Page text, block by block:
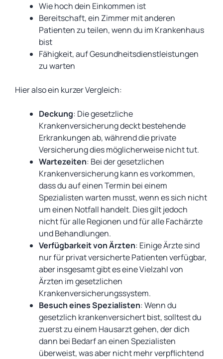
Wie hoch dein Einkommen ist
Bereitschaft, ein Zimmer mit anderen
Patienten zu teilen, wenn du im Krankenhaus
bist
Fähigkeit, auf Gesundheitsdienstleistungen
zu warten
Hier also ein kurzer Vergleich:
Deckung: Die gesetzliche
Krankenversicherung deckt bestehende
Erkrankungen ab, während die private
Versicherung dies möglicherweise nicht tut.
Wartezeiten: Bei der gesetzlichen
Krankenversicherung kann es vorkommen,
dass du auf einen Termin bei einem
Spezialisten warten musst, wenn es sich nicht
um einen Notfall handelt. Dies gilt jedoch
nicht für alle Regionen und für alle Fachärzte
und Behandlungen.
Verfügbarkeit von Ärzten: Einige Ärzte sind
nur für privat versicherte Patienten verfügbar,
aber insgesamt gibt es eine Vielzahl von
Ärzten im gesetzlichen
Krankenversicherungssystem.
Besuch eines Spezialisten: Wenn du
gesetzlich krankenversichert bist, solltest du
zuerst zu einem Hausarzt gehen, der dich
dann bei Bedarf an einen Spezialisten
überweist, was aber nicht mehr verpflichtend